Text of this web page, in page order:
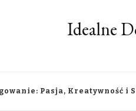
Idealne
Pasja, Kreatywność i